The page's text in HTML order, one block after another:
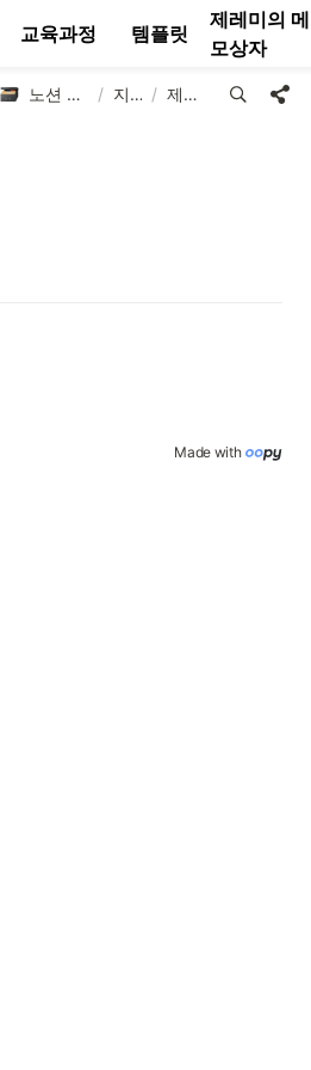
노션 제텔카스텐 템플릿 / 지식창고 / 제텔카스텐
Made with
교육과정 템플릿
제레미의 메
모상자